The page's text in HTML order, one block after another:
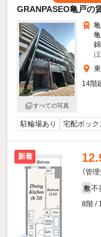
GRANPASEO亀戸の
すべての写真
14階
駐輪場あり 宅配ボック
新着
（管
敷 不
8階 /